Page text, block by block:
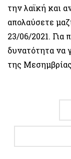
την λαϊκή και
απολαύσετε
23/06/2021.
δυνατότητα να
της